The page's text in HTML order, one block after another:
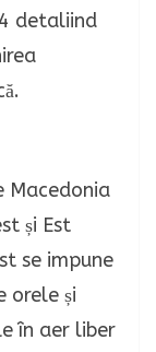
detaliind
Macedonia
și Est
se impune
orele și
în aer liber